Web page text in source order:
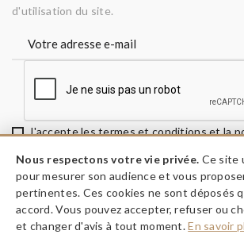
d'utilisation du site.
J'accepte les termes et conditions et la
INFORMATIONS
Nous respectons votre vie privée. Ce site
pour mesurer son audience et vous
pertinentes. Ces cookies ne sont déposés
accord. Vous pouvez accepter, refuser ou
et changer d'avis à tout moment.En savoir